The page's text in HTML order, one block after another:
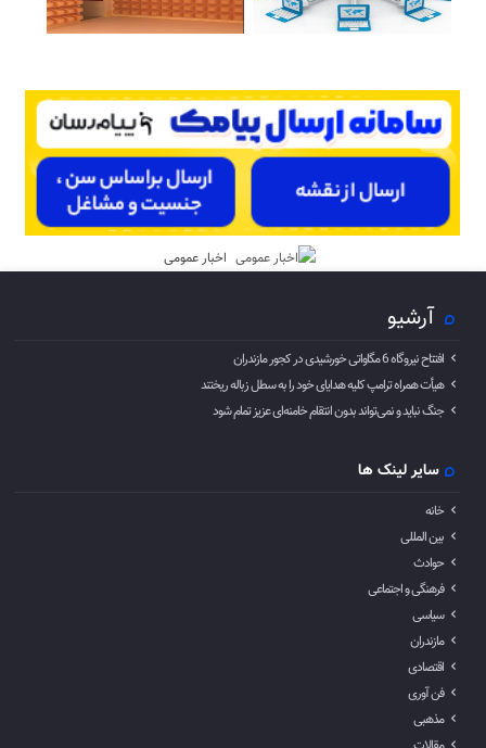
اخبار عمومی
آرشیو
افتتاح نیروگاه 6 مگاواتی خورشیدی در کجور مازندران
هیأت همراه ترامپ کلیه هدایای خود را به سطل زباله ریختند
جنگ نباید و نمی‌تواند بدون انتقام خامنه‌ای عزیز تمام شود
سایر لینک ها
خانه
بین المللی
حوادث
فرهنگی و اجتماعی
سیاسی
مازندران
اقتصادی
فن آوری
مذهبی